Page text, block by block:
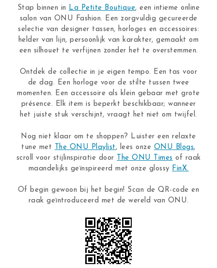
Stap binnen in La Petite Boutique, een intieme online
salon van ONU Fashion. Een zorgvuldig gecureerde
selectie van designer tassen, horloges en accessoires:
helder van lijn, persoonlijk van karakter, gemaakt om
een silhouet te verfijnen zonder het te overstemmen.
Ontdek de collectie in je eigen tempo. Een tas voor
de dag. Een horloge voor de stilte tussen twee
momenten. Een accessoire als klein gebaar met grote
présence. Elk item is beperkt beschikbaar; wanneer
het juiste stuk verschijnt, vraagt het niet om twijfel.
Nog niet klaar om te shoppen? Luister een relaxte
tune met
The ONU Playlist , lees onze ONU Blogs,
scroll voor stijlinspiratie door
The ONU Times of raak
maandelijks geïnspireerd met onze glossy FinX.
Of begin gewoon bij het begin! Scan de QR-code en
raak geïntroduceerd met de wereld van ONU.